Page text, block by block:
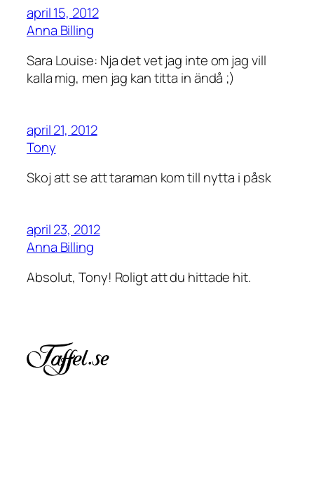
april 15, 2012
Anna Billing
Sara Louise: Nja det vet jag inte om jag vill
kalla mig, men jag kan titta in ändå ;)
april 21, 2012
Tony
Skoj att se att taraman kom till nytta i påsk
april 23, 2012
Anna Billing
Absolut, Tony! Roligt att du hittade hit.